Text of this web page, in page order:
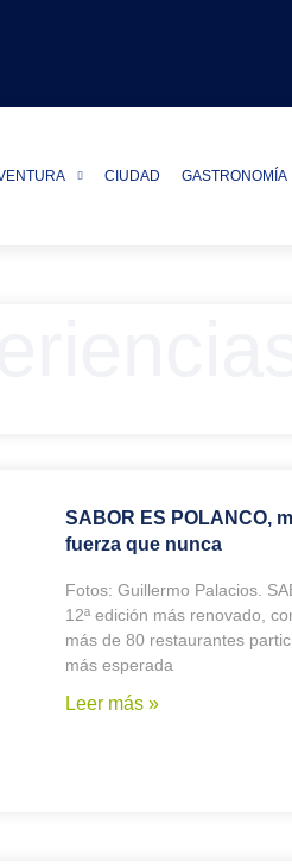
CIUDAD GASTRONOMÍA
SABOR ES POLANCO,
fuerza que nunca
Fotos: Guillermo Palacios.
12ª edición más renovado,
más de 80 restaurantes
más esperada
Leer más »